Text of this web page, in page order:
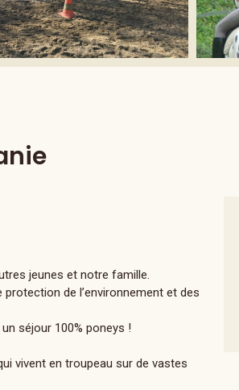
jeunes et notre famille.
de l’environnement et des
séjour 100% poneys !
vivent en troupeau sur de vastes